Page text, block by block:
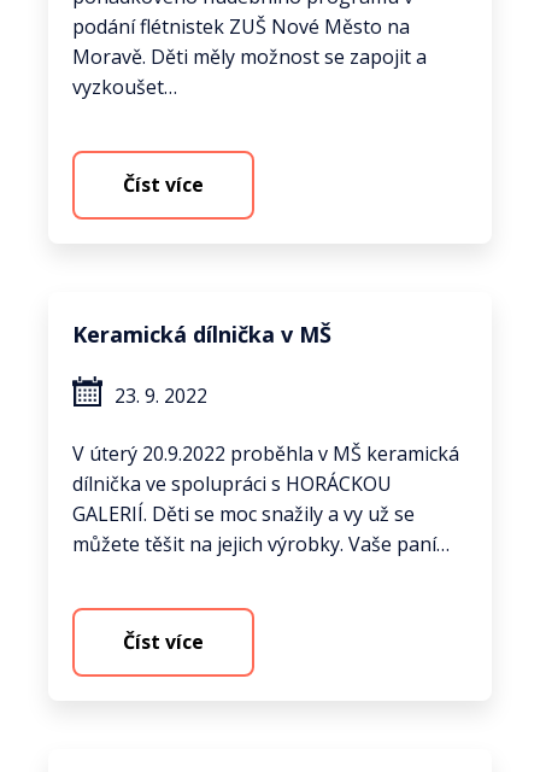
podání flétnistek ZUŠ Nové Město na
Moravě. Děti měly možnost se zapojit a
vyzkoušet…
Číst více
Keramická dílnička v MŠ
23. 9. 2022
V úterý 20.9.2022 proběhla v MŠ keramická
dílnička ve spolupráci s HORÁCKOU
GALERIÍ. Děti se moc snažily a vy už se
můžete těšit na jejich výrobky. Vaše paní…
Číst více